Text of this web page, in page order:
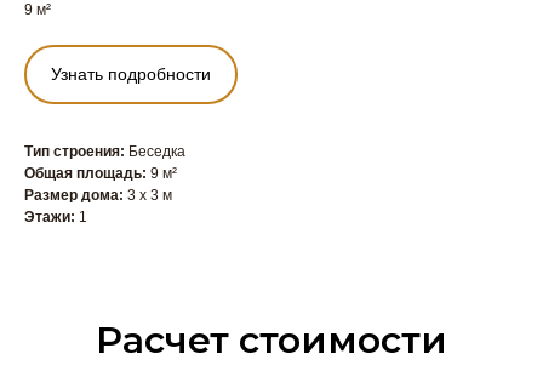
9 м²
Узнать подробности
Тип строения: Беседка
Общая площадь: 9 м²
Размер дома: 3 x 3 м
Этажи: 1
Расчет стоимости